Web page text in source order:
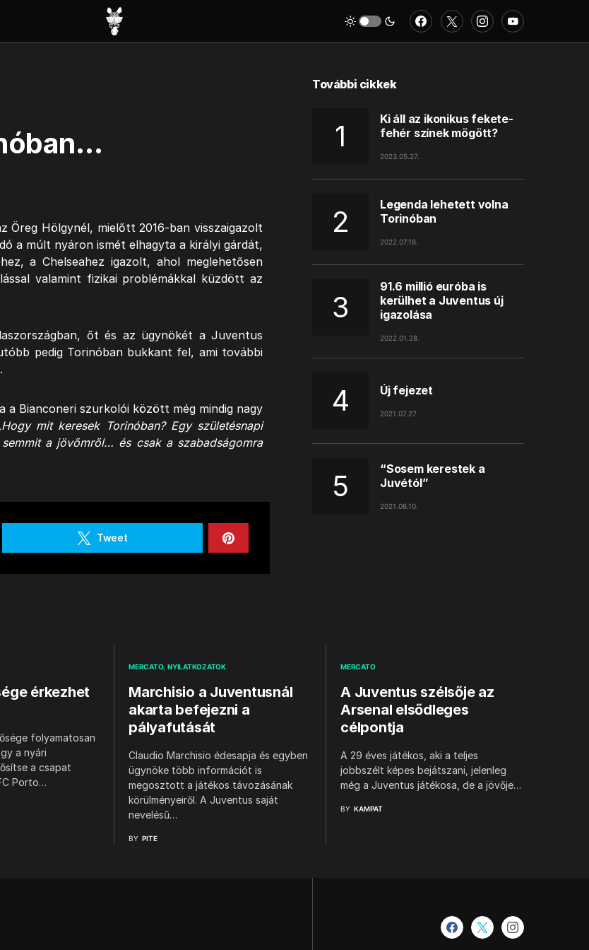
Hölgynél, mielőtt 2016-ban visszaigazolt
a múlt nyáron ismét elhagyta a királyi gárdát,
a Chelseahez igazolt, ahol meglehetősen
valamint fizikai problémákkal küzdött az
őt és az ügynökét a Juventus
pedig Torinóban bukkant fel, ami további
Bianconeri szurkolói között még mindig nagy
mit keresek Torinóban? Egy születésnapi
a jövőmről… és csak a szabadságomra
Tweet
További cikkek
Ki áll az ikonikus fekete-
fehér színek mögött?
2023.05.27.
Legenda lehetett volna
Torinóban
2022.07.18.
91.6 millió euróba is
kerülhet a Juventus új
igazolása
2022.01.28.
Új fejezet
2021.07.27.
“Sosem kerestek a
Juvétól”
2021.06.10.
érkezhet
folyamatosan
a nyári
a csapat
Porto…
MERCATO NYILATKOZATOK
Marchisio a Juventusnál
akarta befejezni a
pályafutását
Claudio Marchisio édesapja és egyben
ügynöke több információt is
megosztott a játékos távozásának
körülményeiről. A Juventus saját
nevelésű…
BY PITE
MERCATO
A Juventus szélsője az
Arsenal elsődleges
célpontja
A 29 éves játékos, aki a teljes
jobbszélt képes bejátszani, jelenleg
még a Juventus játékosa, de a jövője…
BY KAMPAT